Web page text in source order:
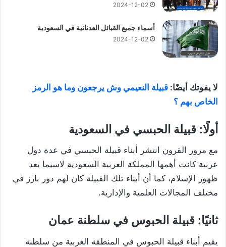
2024-12-02
أسماء جميع القبائل العدنانية في السعودية
2024-12-02
لا يفوتك أيضًا: قبيلة النعيمي وش يرجعون وما هو الرمز
الخاص بهم ؟
أولًا: قبيلة الحبسي في السعودية
مع مرور القرون انتشر أبناء قبيلة الحبسي في عدة دول
عربية كانت أهمها المملكة العربية السعودية لاسيما بعد
ظهور الإسلام، كما أن أبناء تلك القبيلة كان لهم دور بارز في
مختلف المجالات العلمية والإدارية.
ثانيًا: قبيلة الحبوس في سلطنة عمان
يقيم أبناء قبيلة الحبوس في المنطقة الغربية من سلطنة